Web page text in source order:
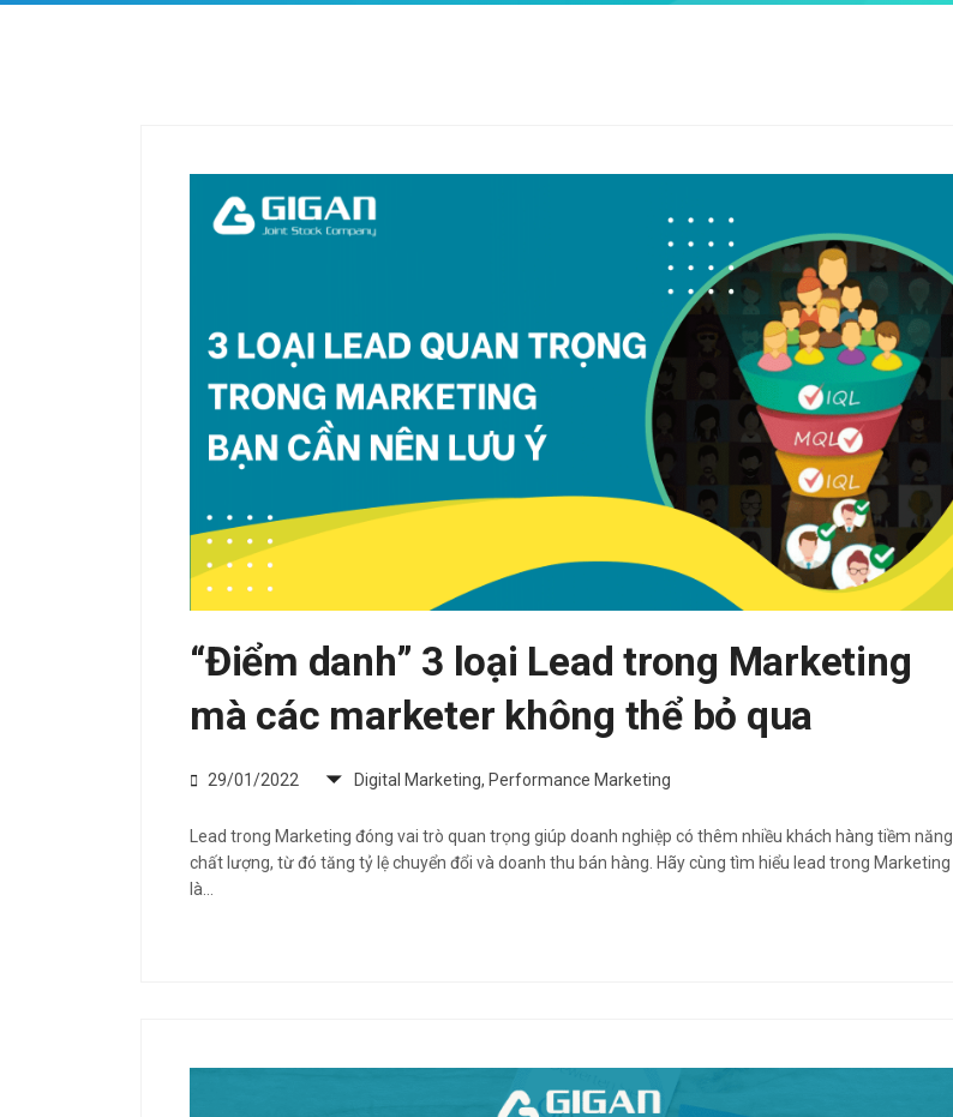
“Điểm danh” 3 loại Lead trong Marketing
mà các marketer không thể bỏ qua
29/01/2022 Digital Marketing, Performance Marketing
Lead trong Marketing đóng vai trò quan trọng giúp doanh nghiệp có thêm nhiều khách hàng tiềm năng
chất lượng, từ đó tăng tỷ lệ chuyển đổi và doanh thu bán hàng. Hãy cùng tìm hiểu lead trong Marketing
là…